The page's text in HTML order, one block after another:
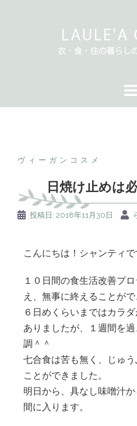
ヴィーガンコスメ
日焼け止めは
投稿日: 2018年11月30日
こんにちは！シャンティで
１０日間の食生活改善プ
え、無事に終えることがで
６日めくらいまではカラ
ありましたが、１週間を
調＾＾
七合食は苦も無く、じゅ
ことができました。
明日から、具なし味噌汁
間に入ります。